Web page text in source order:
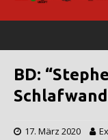
BD:
17. März 2020